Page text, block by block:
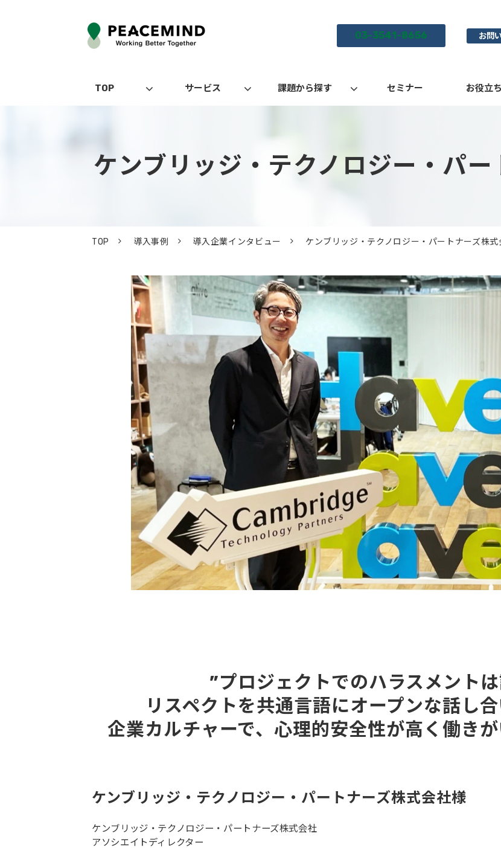
03-3541-8656 お問
TOP サービス 課題から探す セミナー お役立
ケンブリッジ・テクノロジー・パ
TOP 導入事例 導入企業インタビュー ケンブリッジ・テクノロジー・パートナーズ株式
”プロジェクトでのハラスメント
リスペクトを共通言語にオープンな話し
企業カルチャーで、心理的安全性が高く働き
ケンブリッジ・テクノロジー・パートナーズ株式会社様
ケンブリッジ・テクノロジー・パートナーズ株式会社
アソシエイトディレクター